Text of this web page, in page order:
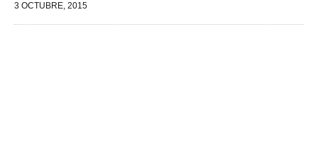
3 OCTUBRE, 2015